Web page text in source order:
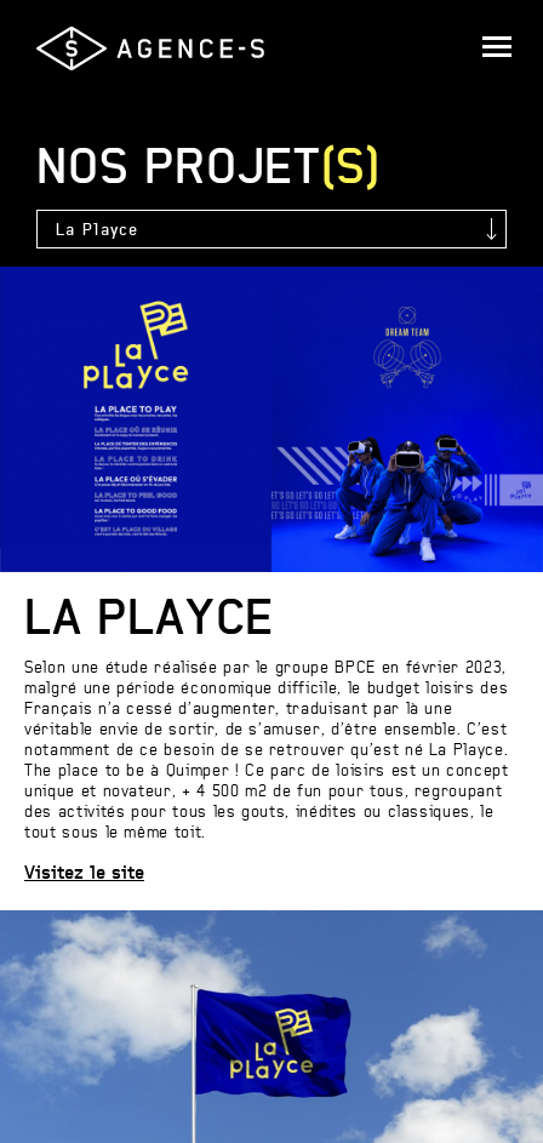
&
Partners
NOS PROJET(S)
La Playce
LA PLAYCE
Selon une étude réalisée par le groupe BPCE en février 2023,
malgré une période économique difficile, le budget loisirs des
Français n’a cessé d’augmenter, traduisant par là une
véritable envie de sortir, de s’amuser, d’être ensemble. C’est
notamment de ce besoin de se retrouver qu’est né La Playce.
The place to be à Quimper ! Ce parc de loisirs est un concept
unique et novateur, + 4 500 m2 de fun pour tous, regroupant
des activités pour tous les gouts, inédites ou classiques, le
tout sous le même toit.
Visitez le site